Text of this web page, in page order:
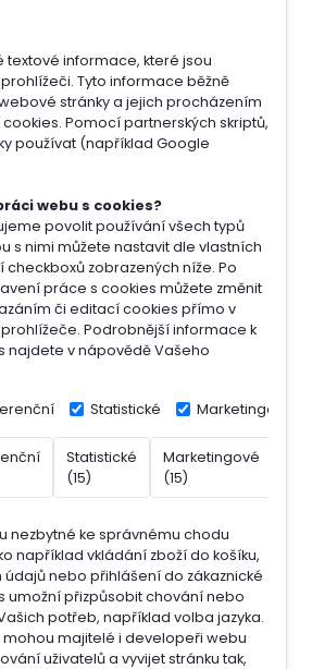
textové informace, které jsou
Tyto informace běžně
stránky a jejich procházením
Pomocí partnerských skriptů,
používat (například Google
webu s cookies?
povolit používání všech typů
s nimi můžete nastavit dle vlastních
zobrazených níže. Po
práce s cookies můžete změnit
či editací cookies přímo v
Podrobnější informace k
najdete v nápovědě Vašeho
Statistické Marketingové
Statistické
(15)
Marketingové
(15)
nezbytné ke správnému chodu
například vkládání zboží do košíku,
údajů nebo přihlášení do zákaznické
umožní přizpůsobit chování nebo
potřeb, například volba jazyka.
mohou majitelé i developeři webu
uživatelů a vyvijet stránku tak,